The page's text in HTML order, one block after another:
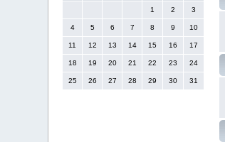
1
2 3
4 5 6 7 8 9 10
11 12 13 14 15 16 17
18 19 20 21 22 23 24
25 26 27 28 29 30 31